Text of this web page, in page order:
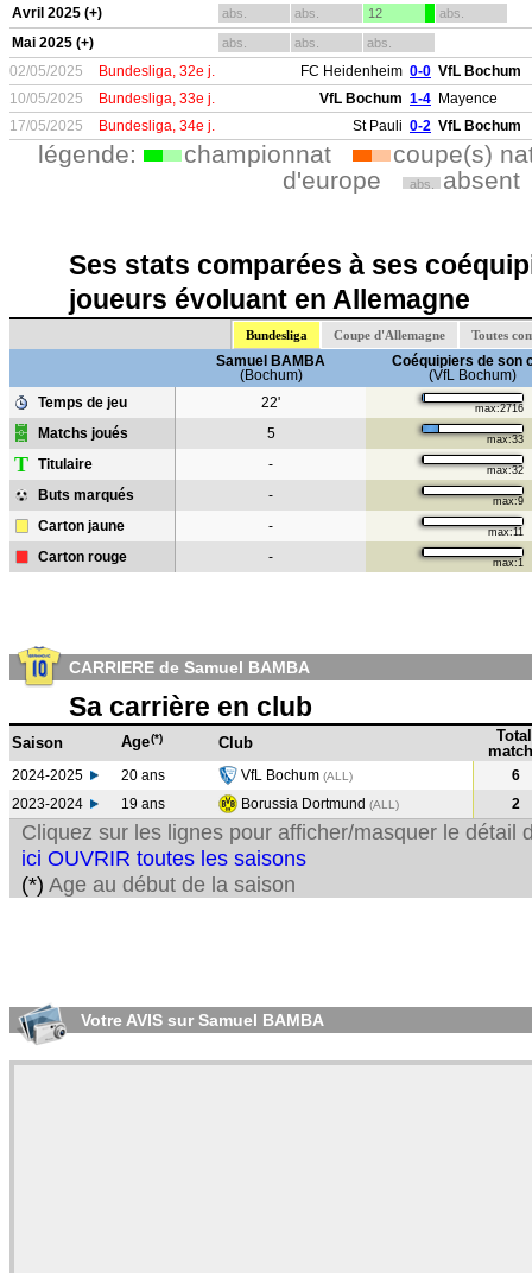
Avril 2025 (+) abs. abs. 12 abs.
Mai 2025 (+) abs. abs. abs.
02/05/2025 Bundesliga, 32e j. FC Heidenheim 0-0 VfL Bochum
10/05/2025
Bundesliga, 33e j. VfL Bochum 1-4 Mayence
17/05/2025
Bundesliga, 34e j. St Pauli 0-2 VfL Bochum
légende: championnat
coupe(s)
d'europe
abs. absent
Ses stats comparées à ses
joueurs évoluant en Allemagne
Bundesliga Coupe d'Allemagne Toutes
Samuel BAMBA
(Bochum)
Coéquipiers de son
(VfL Bochum)
Temps de jeu
22' max:2716
Matchs joués 5 max:33
T Titulaire - max:32
Buts marqués - max:9
Carton jaune - max:11
Carton rouge - max:1
CARRIERE de Samuel BAMBA
Sa carrière en club
Saison Age(*) Club
Total
2024-2025 20 ans VfL Bochum (ALL)
6
2023-2024
19 ans Borussia Dortmund (ALL ) 2
Cliquez sur les lignes pour afficher/masquer le détail
ici OUVRIR toutes les saisons
(*) Age au début de la saison
Votre AVIS sur Samuel BAMBA